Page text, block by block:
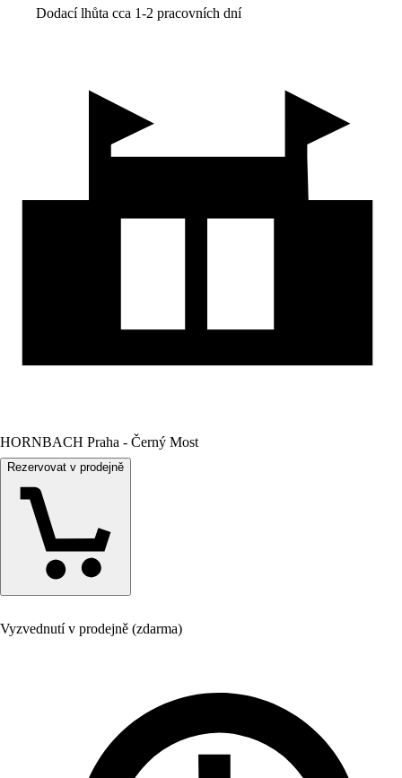
Dodací lhůta cca 1-2 pracovních dní
HORNBACH Praha - Černý Most
Rezervovat v prodejně
Vyzvednutí v prodejně (zdarma)